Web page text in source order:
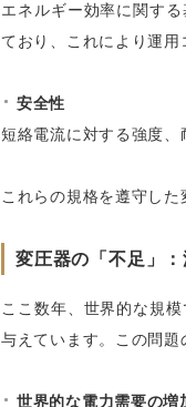
エネルギー効率に関す
ており、これにより運用
安全性
短絡電流に対する強度、
これらの規格を遵守した
変圧器の「不足」
ここ数年、世界的な規
与えています。この問題
世界的な電力需要の増